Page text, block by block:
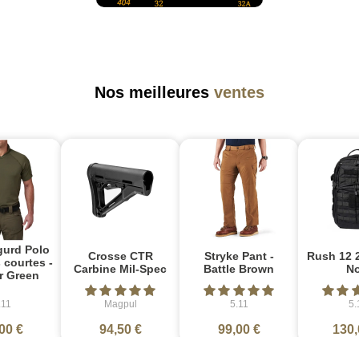
Nos meilleures ventes
Polo
courtes -
Green
€
Crosse CTR
Carbine Mil-Spec
Magpul
94,50 €
Stryke Pant -
Battle Brown
5.11
99,00 €
Rush 12